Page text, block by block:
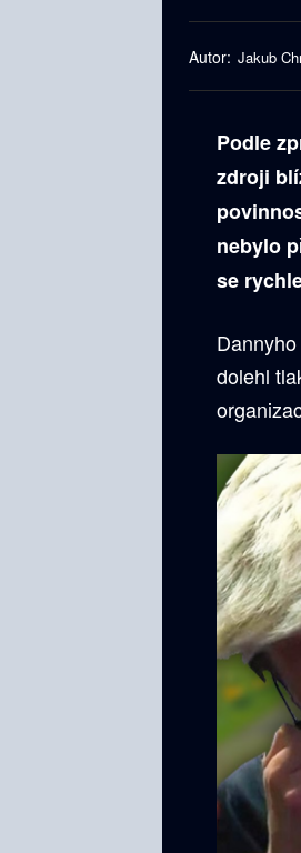
Autor: Jakub
Podle
zdroji
nebylo
se
dolehl